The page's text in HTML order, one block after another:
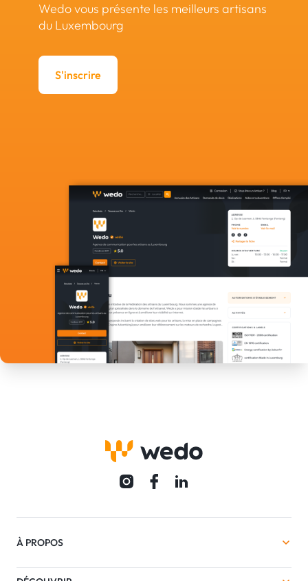
Wedo vous présente les meilleurs artisans
du Luxembourg
S'inscrire
À PROPOS